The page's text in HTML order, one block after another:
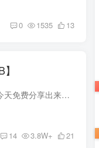
0 1535 13
抖音上这个车载U盘卖得还是挺火的，本人99元购买来的，听了几个月了，今天免费分享出来给大家。 目前自己的车子也在用这个U盘，音乐还是很好听的，DJ听多了容易腻，其他抖音伤感单曲、粤语、经...
14 3.8W+ 21